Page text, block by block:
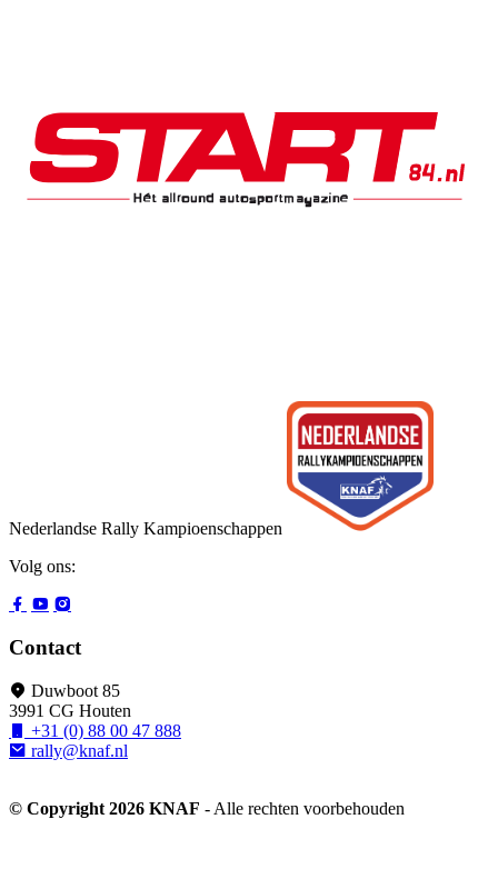
Nederlandse Rally Kampioenschappen
Volg ons:
Contact
Duwboot 85
3991 CG Houten
+31 (0) 88 00 47 888
rally@knaf.nl
© Copyright 2026 KNAF - Alle rechten voorbehouden